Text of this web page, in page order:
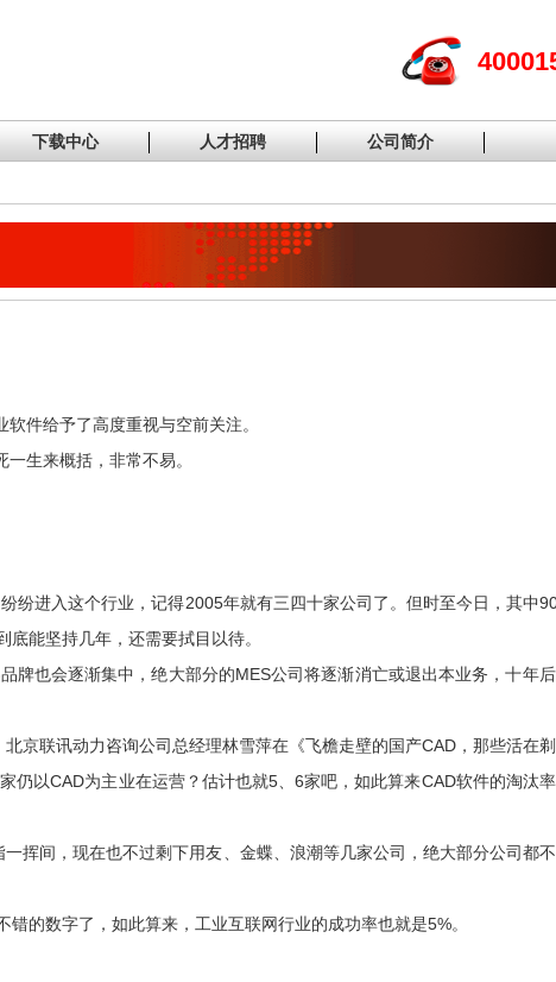
下载中心 人才招聘 公司简介
件给予了高度重视与空前关注。
生来概括，非常不易。
纷进入这个行业，记得2005年就有三四十家公司了。但时至今日，其中
能坚持几年，还需要拭目以待。
牌也会逐渐集中，绝大部分的MES公司将逐渐消亡或退出本业务，十年
京联讯动力咨询公司总经理林雪萍在《飞檐走壁的国产CAD，那些活在
仍以CAD为主业在运营？估计也就5、6家吧，如此算来CAD软件的淘汰
挥间，现在也不过剩下用友、金蝶、浪潮等几家公司，绝大部分公司都
的数字了，如此算来，工业互联网行业的成功率也就是5%。